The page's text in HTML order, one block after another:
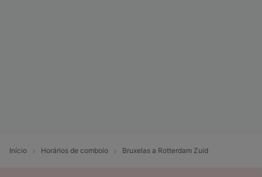
Início Horários de comboio Bruxelas a Rotterdam Zuid